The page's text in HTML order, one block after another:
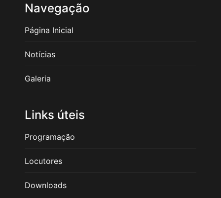
Navegação
Página Inicial
Notícias
Galeria
Links úteis
Programação
Locutores
Downloads